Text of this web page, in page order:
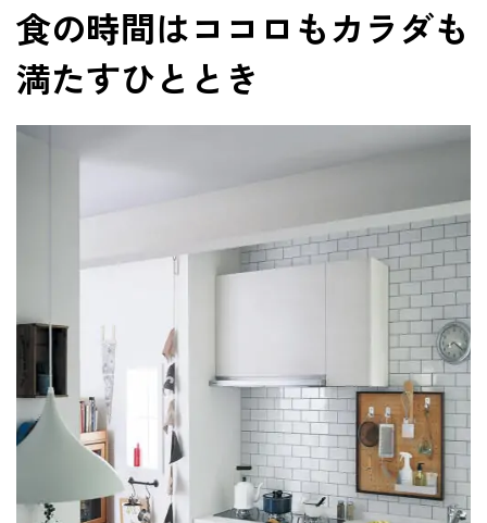
食の時間はココロもカラダも
満たすひととき